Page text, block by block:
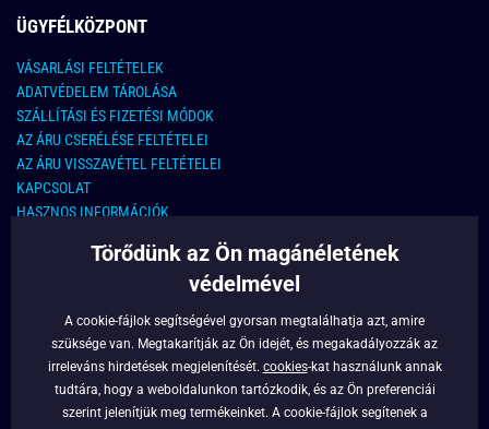
ÜGYFÉLKÖZPONT
VÁSARLÁSI FELTÉTELEK
ADATVÉDELEM TÁROLÁSA
SZÁLLÍTÁSI ÉS FIZETÉSI MÓDOK
AZ ÁRU CSERÉLÉSE FELTÉTELEI
AZ ÁRU VISSZAVÉTEL FELTÉTELEI
KAPCSOLAT
HASZNOS INFORMÁCIÓK
KAPCSOLAT
info@legyferfi.hu
FONTOS INFORMÁCIÓK
RÓLUNK
Törődünk az Ön magánéletének
védelmével
A cookie-fájlok segítségével gyorsan megtalálhatja azt, amire
szüksége van. Megtakarítják az Ön idejét, és megakadályozzák az
irreleváns hirdetések megjelenítését. cookies-kat használunk annak
tudtára, hogy a weboldalunkon tartózkodik, és az Ön preferenciái
szerint jelenítjük meg termékeinket. A cookie-fájlok segítenek a